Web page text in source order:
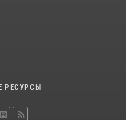
РЕСУРСЫ